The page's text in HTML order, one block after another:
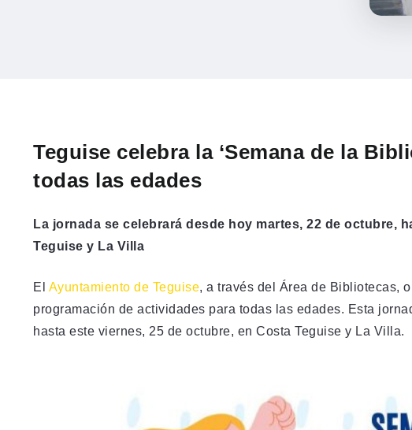
Teguise celebra la ‘Semana de la
todas las edades
La jornada se celebrará desde hoy martes, 22 de octubre,
Teguise y La Villa
El Ayuntamiento de Teguise, a través del Área de Bibliotecas,
programación de actividades para todas las edades. Esta
hasta este viernes, 25 de octubre, en Costa Teguise y La Villa.